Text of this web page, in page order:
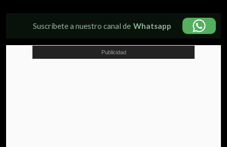
Suscríbete a nuestro canal de Whatsapp